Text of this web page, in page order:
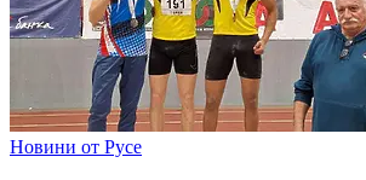
Новини от Русе